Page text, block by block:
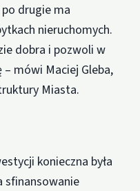
drugie ma
nieruchomych.
dobra i pozwoli w
mówi Maciej Gleba,
Miasta.
konieczna była
sfinansowanie